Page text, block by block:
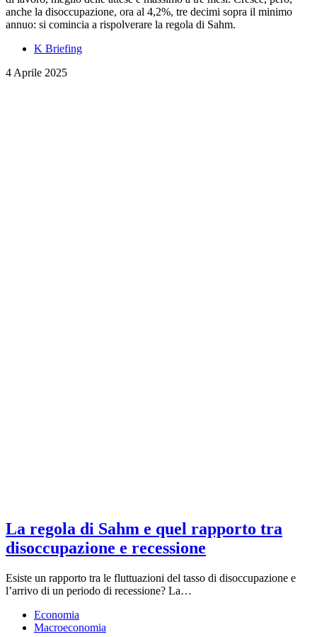
anche la disoccupazione, ora al 4,2%, tre decimi sopra il minimo
annuo: si comincia a rispolverare la regola di Sahm.
K Briefing
4 Aprile 2025
La regola di Sahm e quel rapporto tra
disoccupazione e recessione
Esiste un rapporto tra le fluttuazioni del tasso di disoccupazione e
l’arrivo di un periodo di recessione? La…
Economia
Macroeconomia